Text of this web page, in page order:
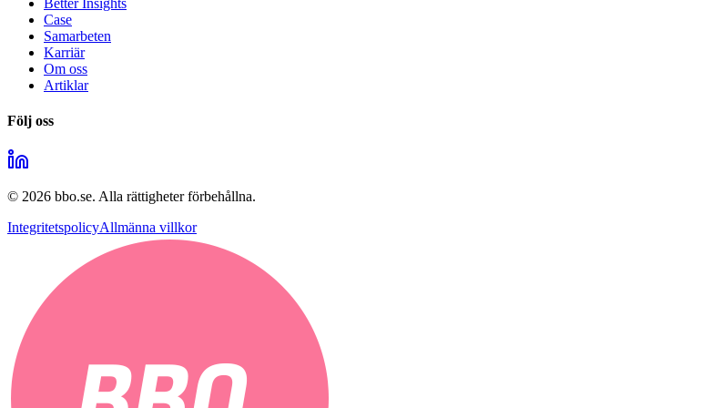
Case
Samarbeten
Karriär
Om oss
Artiklar
Följ oss
© 2026 bbo.se. Alla rättigheter förbehållna.
IntegritetspolicyAllmänna villkor